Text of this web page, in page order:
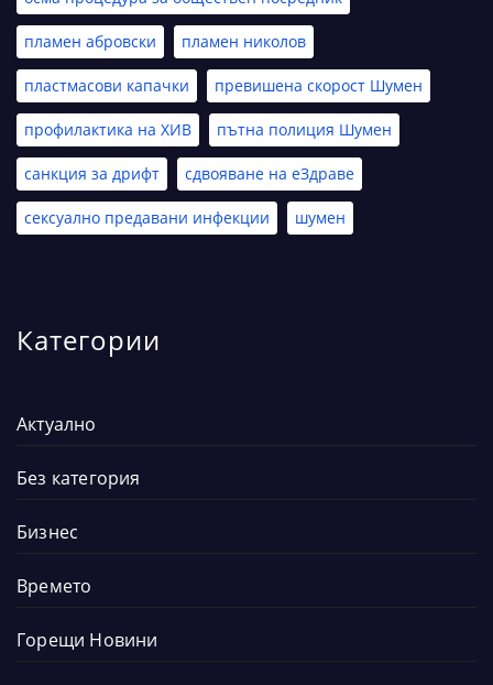
пламен абровски пламен николов
пластмасови капачки превишена скорост Шумен
профилактика на ХИВ пътна полиция Шумен
санкция за дрифт сдвояване на еЗдраве
сексуално предавани инфекции шумен
Категории
Актуално
Без категория
Бизнес
Времето
Горещи Новини